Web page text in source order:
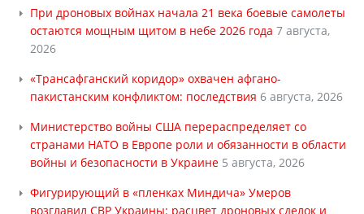
При дроновых войнах начала 21 века боевые самолеты
остаются мощным щитом в небе 2026 года 7 августа,
2026
«Трансафганский коридор» охвачен афгано-
пакистанским конфликтом: последствия 6 августа, 2026
Министерство войны США перераспределяет со
странами НАТО в Европе роли и обязанности в области
войны и безопасности в Украине 5 августа, 2026
Фигурирующий в «пленках Миндича» Умеров
возглавил СВР Украины: расцвет дроновых сделок и